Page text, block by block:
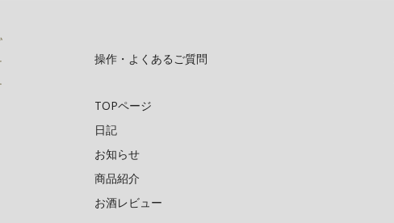
操作・よくあるご質問
TOPページ
日記
お知らせ
商品紹介
お酒レビュー